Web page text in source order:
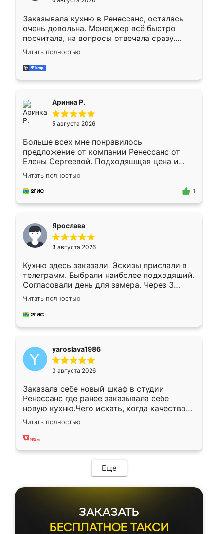
мебели буду заказывать только здесь.
Заказывала кухню в Ренессанс, осталась
очень довольна. Менеджер всё быстро
посчитала, на вопросы отвечала сразу.
Замерщик приехал в субботу, подошёл к
делу со всей ответственностью. Собрали
за день, ребята работали аккуратно, даже
Читать полностью
Аринка Р.
5 августа 2026
Больше всех мне понравилось
предложение от компании Ренессанс от
Елены Сергеевой. Подходяшщая цена и
короткие сроки изготовления. Приехавший
для замера сотрудник Владислав
предложил по моему эскизу самый
Читать полностью
1
Ярослава
3 августа 2026
Кухню здесь заказали. Эскизы прислали в
телеграмм. Выбрали наиболее подходящий.
Согласовали день для замера. Через 3
недели кухня была уже готова. Остались
довольны работой. Спасибо Ренессанс
мебель за качественную работу!
Читать полностью
yaroslava1986
3 августа 2026
Заказала себе новый шкаф в студии
Ренессанс где ранее заказывала себе
новую кухню.Чего искать, когда качеством
вполне довольна. Служит кухня уже почти
два года, нареканий нет.
Читать полностью
Еще
ЗАКАЗАТЬ
БЕСПЛАТНОЕ ТАКСИ